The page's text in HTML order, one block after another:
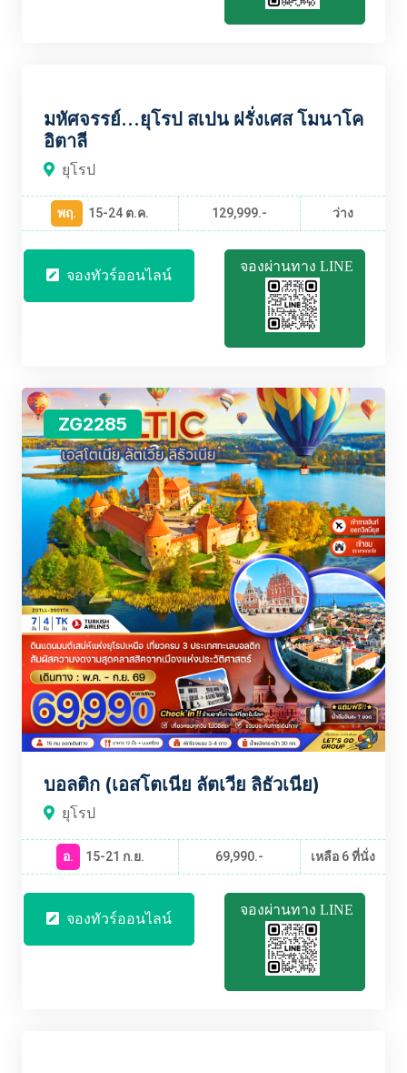
มหัศจรรย์...ยุโรป สเปน ฝรั่งเศส โมนาโค
อิตาลี
ยุโรป
พฤ. 15-24 ต.ค. 129,999.- ว่าง
จองทัวร์ออนไลน์ จองผ่านทาง LINE
ZG2285
บอลติก (เอสโตเนีย ลัตเวีย ลิธัวเนีย)
ยุโรป
อ. 15-21 ก.ย. 69,990.- เหลือ 6 ที่นั่ง
จองทัวร์ออนไลน์ จองผ่านทาง LINE